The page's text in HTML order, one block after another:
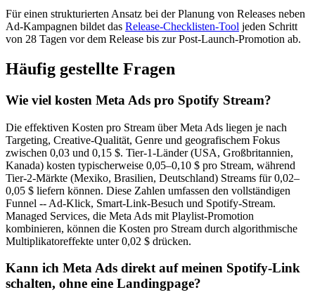
Für einen strukturierten Ansatz bei der Planung von Releases neben
Ad-Kampagnen bildet das Release-Checklisten-Tool jeden Schritt
von 28 Tagen vor dem Release bis zur Post-Launch-Promotion ab.
Häufig gestellte Fragen
Wie viel kosten Meta Ads pro Spotify Stream?
Die effektiven Kosten pro Stream über Meta Ads liegen je nach
Targeting, Creative-Qualität, Genre und geografischem Fokus
zwischen 0,03 und 0,15 $. Tier-1-Länder (USA, Großbritannien,
Kanada) kosten typischerweise 0,05–0,10 $ pro Stream, während
Tier-2-Märkte (Mexiko, Brasilien, Deutschland) Streams für 0,02–
0,05 $ liefern können. Diese Zahlen umfassen den vollständigen
Funnel -- Ad-Klick, Smart-Link-Besuch und Spotify-Stream.
Managed Services, die Meta Ads mit Playlist-Promotion
kombinieren, können die Kosten pro Stream durch algorithmische
Multiplikatoreffekte unter 0,02 $ drücken.
Kann ich Meta Ads direkt auf meinen Spotify-Link
schalten, ohne eine Landingpage?